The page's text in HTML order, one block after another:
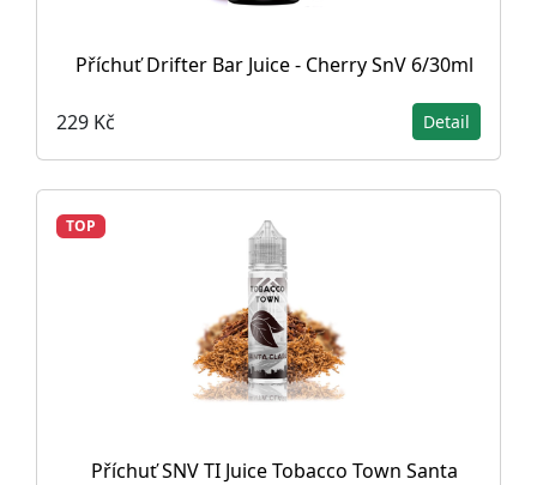
Příchuť Drifter Bar Juice - Cherry SnV 6/30ml
229 Kč Detail
TOP
Příchuť SNV TI Juice Tobacco Town Santa